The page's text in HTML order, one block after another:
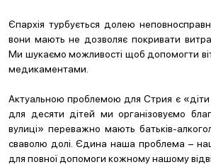
Єпархія турбується долею
вони мають не дозволяє покривати
Ми шукаємо можливості щоб допомогти
медикаментами.
Актуальною проблемою для Стрия є
для десяти дітей ми організовуємо
вулиці» переважно мають батьків-
сваволю долі. Єдина наша проблема –
для повної допомоги кожному нашому